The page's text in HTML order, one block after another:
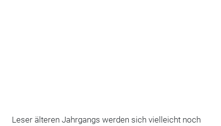
Leser älteren Jahrgangs werden sich vielleicht noch